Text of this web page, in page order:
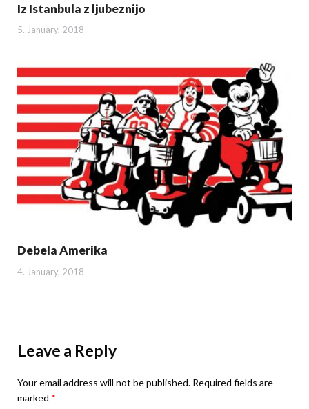
Iz Istanbula z ljubeznijo
5. January, 2018
Debela Amerika
4. January, 2018
Leave a Reply
Your email address will not be published. Required fields are
marked *